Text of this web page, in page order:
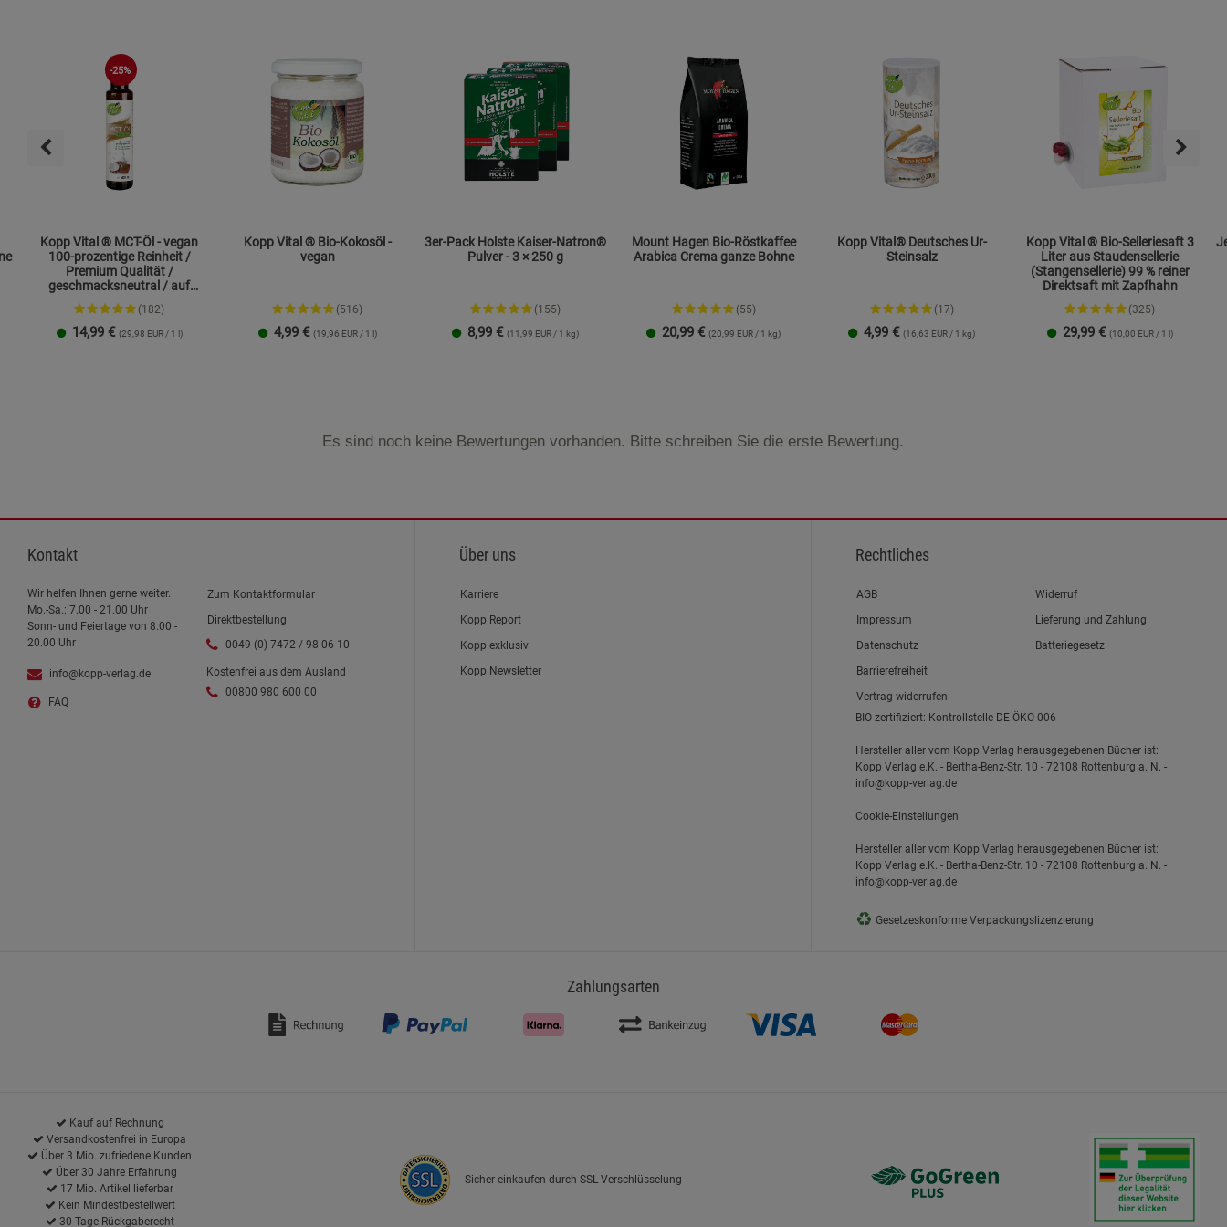
-25%
Kopp Vital ® MCT-Öl - vegan
100-prozentige Reinheit /
Premium Qualität /
geschmacksneutral / auf
Kokosölbasis
(182)
14,99 € (29,98 EUR / 1 l)
Kopp Vital ® Bio-Kokosöl -
vegan
(516)
4,99 € (19,96 EUR / 1 l)
3er-Pack Holste Kaiser-Natron®
Pulver - 3 × 250 g
(155)
8,99 € (11,99 EUR / 1 kg)
Mount Hagen Bio-Röstkaffee
Arabica Crema ganze Bohne
(55)
20,99 € (20,99 EUR / 1 kg)
Kopp Vital® Deutsches Ur-
Steinsalz
(17)
4,99 € (16,63 EUR / 1 kg)
Kopp Vital ® Bio-Selleriesaft 3
Liter aus Staudensellerie
(Stangensellerie) 99 % reiner
Direktsaft mit Zapfhahn
(325)
29,99 € (10,00 EUR / 1 l)
Es sind noch keine Bewertungen vorhanden. Bitte schreiben Sie die erste Bewertung.
Kontakt
Wir helfen Ihnen gerne weiter.
Mo.-Sa.: 7.00 - 21.00 Uhr
Sonn- und Feiertage von 8.00 -
20.00 Uhr
info@kopp-verlag.de
FAQ
Zum Kontaktformular
Direktbestellung
0049 (0) 7472 / 98 06 10
Kostenfrei aus dem Ausland
00800 980 600 00
Über uns
Karriere
Kopp Report
Kopp exklusiv
Kopp Newsletter
Rechtliches
Link zum/zur
AGB
Link zum/zur
Impressum
Link zum/zur
Datenschutz
Link zum/zur
Barrierefreiheit
Vertrag widerrufen
Widerruf
Lieferung und Zahlung
Batteriegesetz
BIO-zertifiziert: Kontrollstelle DE-ÖKO-006
Hersteller aller vom Kopp Verlag herausgegebenen Bücher ist:
Kopp Verlag e.K. - Bertha-Benz-Str. 10 - 72108 Rottenburg a. N. -
info@kopp-verlag.de
Cookie-Einstellungen
Hersteller aller vom Kopp Verlag herausgegebenen Bücher ist:
Kopp Verlag e.K. - Bertha-Benz-Str. 10 - 72108 Rottenburg a. N. -
info@kopp-verlag.de
♻ Gesetzeskonforme Verpackungslizenzierung
Zahlungsarten
Kauf auf Rechnung
Versandkostenfrei in Europa
Über 3 Mio. zufriedene Kunden
Über 30 Jahre Erfahrung
17 Mio. Artikel lieferbar
Kein Mindestbestellwert
30 Tage Rückgaberecht
Sicher einkaufen durch SSL-Verschlüsselung